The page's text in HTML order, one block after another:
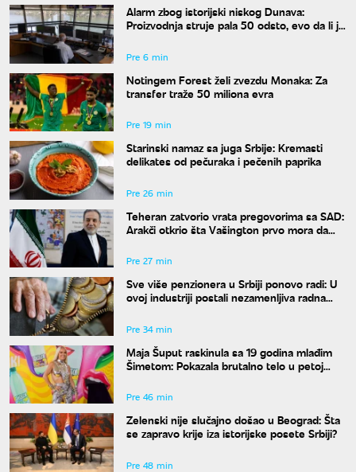
Alarm zbog istorijski niskog Dunava:
Proizvodnja struje pala 50 odsto, evo da li je
Pre 6 min
Notingem Forest želi zvezdu Monaka: Za
transfer traže 50 miliona evra
Pre 19 min
Starinski namaz sa juga Srbije: Kremasti
delikates od pečuraka i pečenih paprika
Pre 26 min
Teheran zatvorio vrata pregovorima sa SAD:
Arakči otkrio šta Vašington prvo mora da
Pre 27 min
Sve više penzionera u Srbiji ponovo radi: U
ovoj industriji postali nezamenljiva radna
Pre 34 min
Maja Šuput raskinula sa 19 godina mlađim
Šimetom: Pokazala brutalno telo u petoj
Pre 46 min
Zelenski nije slučajno došao u Beograd: Šta
se zapravo krije iza istorijske posete Srbiji?
Pre 48 min